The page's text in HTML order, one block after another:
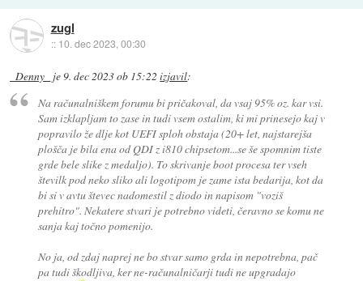
zugl
:: 10. dec 2023, 00:30
_Denny_ je9. dec 2023 ob 15:22 izjavil:
Na računalniškem forumu bi pričakoval, da vsaj 95% oz. kar vsi.
Sam izklapljam to zase in tudi vsem ostalim, ki mi prinesejo kaj v
popravilo že dlje kot UEFI sploh obstaja (20+ let, najstarejša
plošča je bila ena od QDI z i810 chipsetom...se še spomnim tiste
grde bele slike z medaljo). To skrivanje boot procesa ter vseh
številk pod neko sliko ali logotipom je zame ista bedarija, kot da
bi si v avtu števec nadomestil z diodo in napisom "voziš
prehitro". Nekatere stvari je potrebno videti, čeravno se komu ne
sanja kaj točno pomenijo.
No ja, od zdaj naprej ne bo stvar samo grda in nepotrebna, pač
pa tudi škodljiva, ker ne-računalničarji tudi ne upgradajo